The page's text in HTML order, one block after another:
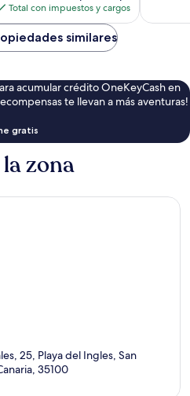
actual
es
de
$199
Total con impuestos y cargos
similares
acumular crédito OneKeyCash en
te llevan a más aventuras!
gratis
zona
25, Playa del Ingles, San
35100